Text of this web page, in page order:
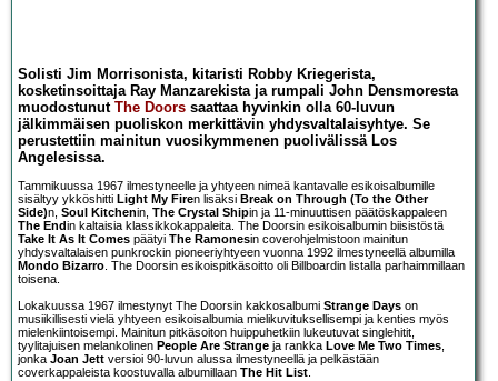
Solisti Jim Morrisonista, kitaristi Robby Kriegerista,
kosketinsoittaja Ray Manzarekista ja rumpali John Densmoresta
muodostunut The Doors saattaa hyvinkin olla 60-luvun
jälkimmäisen puoliskon merkittävin yhdysvaltalaisyhtye. Se
perustettiin mainitun vuosikymmenen puolivälissä Los
Angelesissa.
Tammikuussa 1967 ilmestyneelle ja yhtyeen nimeä kantavalle esikoisalbumille
sisältyy ykköshitti Light My Firen lisäksi Break on Through (To the Other
Side)n, Soul Kitchenin, The Crystal Shipin ja 11-minuuttisen päätöskappaleen
The Endin kaltaisia klassikkokappaleita. The Doorsin esikoisalbumin biisistöstä
Take It As It Comes päätyi The Ramonesin coverohjelmistoon mainitun
yhdysvaltalaisen punkrockin pioneeriyhtyeen vuonna 1992 ilmestyneellä albumilla
Mondo Bizarro. The Doorsin esikoispitkäsoitto oli Billboardin listalla parhaimmillaan
toisena.
Lokakuussa 1967 ilmestynyt The Doorsin kakkosalbumi Strange Days on
musiikillisesti vielä yhtyeen esikoisalbumia mielikuvituksellisempi ja kenties myös
mielenkiintoisempi. Mainitun pitkäsoiton huippuhetkiin lukeutuvat singlehitit,
tyylitajuisen melankolinen People Are Strange ja rankka Love Me Two Times,
jonka Joan Jett versioi 90-luvun alussa ilmestyneellä ja pelkästään
coverkappaleista koostuvalla albumillaan The Hit List.